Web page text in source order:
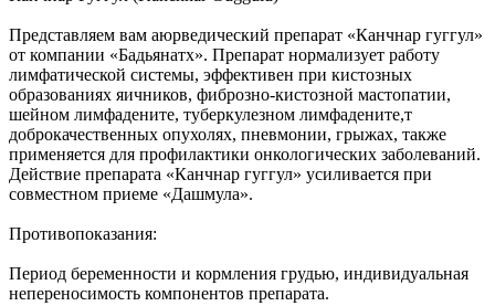
Представляем вам аюрведический препарат «Канчнар гуггул»
от компании «Бадьянатх». Препарат нормализует работу
лимфатической системы, эффективен при кистозных
образованиях яичников, фиброзно-кистозной мастопатии,
шейном лимфадените, туберкулезном лимфадените,т
доброкачественных опухолях, пневмонии, грыжах, также
применяется для профилактики онкологических заболеваний.
Действие препарата «Канчнар гуггул» усиливается при
совместном приеме «Дашмула».
Противопоказания:
Период беременности и кормления грудью, индивидуальная
непереносимость компонентов препарата.